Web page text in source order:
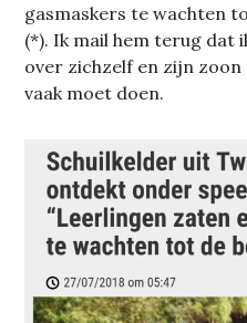
gasmaskers te wachten
(*). Ik mail hem terug dat
over zichzelf en zijn
vaak moet doen.